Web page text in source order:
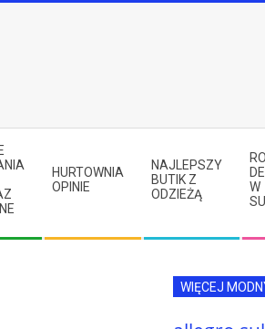
HURTOWNIA
OPINIE
NAJLEPSZY
BUTIK Z
ODZIEŻĄ
W
WIĘCEJ